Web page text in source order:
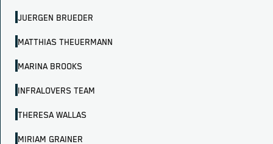
JUERGEN BRUEDER
MATTHIAS THEUERMANN
MARINA BROOKS
INFRALOVERS TEAM
THERESA WALLAS
MIRIAM GRAINER